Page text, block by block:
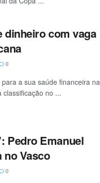
dinheiro com vaga
0
a sua saúde financeira na
no ...
Pedro Emanuel
Vasco
0